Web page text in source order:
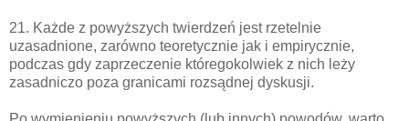
21. Każde z powyższych twierdzeń jest rzetelnie
uzasadnione, zarówno teoretycznie jak i empirycznie,
podczas gdy zaprzeczenie któregokolwiek z nich leży
zasadniczo poza granicami rozsądnej dyskusji.